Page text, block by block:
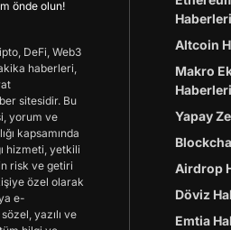
önde olun!
DeFi, Web3
haberleri,
sitesidir. Bu
yorum ve
kapsamında
hizmeti, yetkili
risk ve getiri
özel olarak
e-
yazılı ve
Haberleri
Altcoin
Makro
Haberleri
Yapay
Airdrop
Döviz
Emtia